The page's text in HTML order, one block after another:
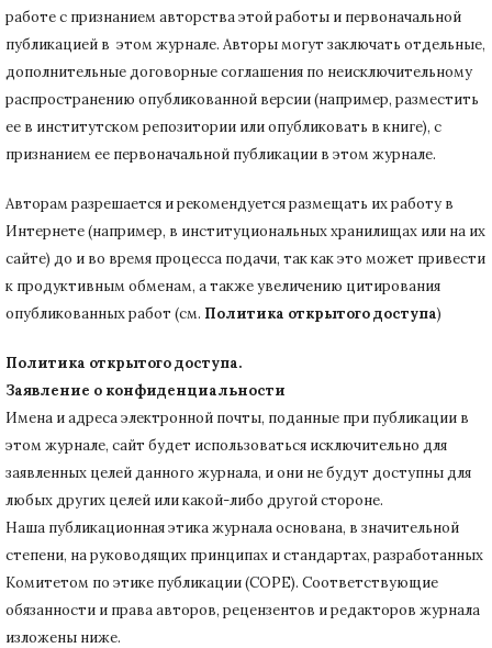
работе с признанием авторства этой работы и первоначальной
публикацией в этом журнале. Авторы могут заключать отдельные,
дополнительные договорные соглашения по неисключительному
распространению опубликованной версии (например, разместить
ее в институтском репозитории или опубликовать в книге), с
признанием ее первоначальной публикации в этом журнале.
Авторам разрешается и рекомендуется размещать их работу в
Интернете (например, в институциональных хранилищах или на их
сайте) до и во время процесса подачи, так как это может привести
к продуктивным обменам, а также увеличению цитирования
опубликованных работ (см. Политика открытого доступа)
Политика открытого доступа.
Заявление о конфиденциальности
Имена и адреса электронной почты, поданные при публикации в
этом журнале, сайт будет использоваться исключительно для
заявленных целей данного журнала, и они не будут доступны для
любых других целей или какой-либо другой стороне.
Наша публикационная этика журнала основана, в значительной
степени, на руководящих принципах и стандартах, разработанных
Комитетом по этике публикации (COPE). Соответствующие
обязанности и права авторов, рецензентов и редакторов журнала
изложены ниже.